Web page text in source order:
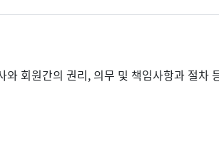
회원간의 권리, 의무 및 책임사항과 절차